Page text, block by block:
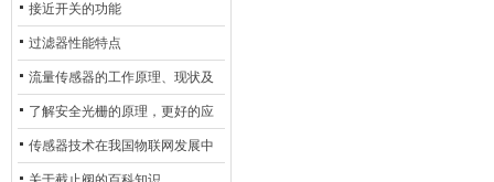
接近开关的功能
过滤器性能特点
流量传感器的工作原理、现状及
其发展前景
了解安全光栅的原理，更好的应
用安全光栅
传感器技术在我国物联网发展中
的地位*